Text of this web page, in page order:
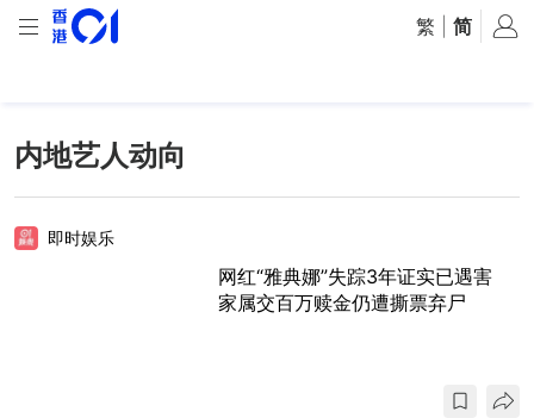
繁 简
内地艺人动向
即时娱乐
网红“雅典娜”失踪3年证实已遇害
家属交百万赎金仍遭撕票弃尸